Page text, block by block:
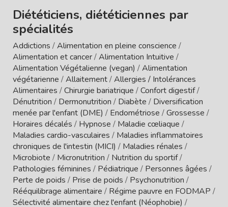
Diététiciens, diététiciennes par
spécialités
Addictions /Alimentation en pleine conscience /
Alimentation et cancer/Alimentation Intuitive /
Alimentation Végétalienne (vegan) /Alimentation
végétarienne /Allaitement/Allergies / Intolérances
Alimentaires /Chirurgie bariatrique /Confort digestif/
Dénutrition / Dermonutrition / Diabète / Diversification
menée par l'enfant (DME) / Endométriose /Grossesse /
Horaires décalés / Hypnose / Maladie cœliaque /
Maladies cardio-vasculaires / Maladies inflammatoires
chroniques de l'intestin (MICI) / Maladies rénales /
Microbiote / Micronutrition / Nutrition du sportif/
Pathologies féminines / Pédiatrique / Personnes âgées /
Perte de poids / Prise de poids / Psychonutrition /
Rééquilibrage alimentaire / Régime pauvre en FODMAP /
Sélectivité alimentaire chez l'enfant (Néophobie) /